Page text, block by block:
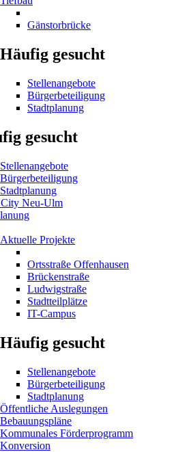
Gänstorbrücke
Häufig gesucht
Stellenangebote
Bürgerbeteiligung
Stadtplanung
gesucht
Stellenangebote
Bürgerbeteiligung
Stadtplanung
City Neu-Ulm
Aktuelle Projekte
Ortsstraße Offenhausen
Brückenstraße
Ludwigstraße
Stadtteilplätze
IT-Campus
Häufig gesucht
Stellenangebote
Bürgerbeteiligung
Stadtplanung
Öffentliche Auslegungen
Bebauungspläne
Kommunales Förderprogramm
Konversion